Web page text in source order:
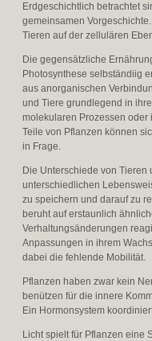
Erdgeschichtlich betrachtet
gemeinsamen
Tieren auf der zellulären
Die gegensätzliche
Photosynthese selbständiig
aus anorganischen
und Tiere grundlegend in
molekularen Prozessen oder
Teile von Pflanzen können
in Frage.
Die Unterschiede von
unterschiedlichen
zu speichern und darauf zu
beruht auf erstaunlich
Verhaltungsänderungen
Anpassungen in ihrem
dabei die fehlende Mobilität.
Pflanzen haben zwar kein
benützen für die innere
Ein Hormonsystem
Licht spielt für Pflanzen eine